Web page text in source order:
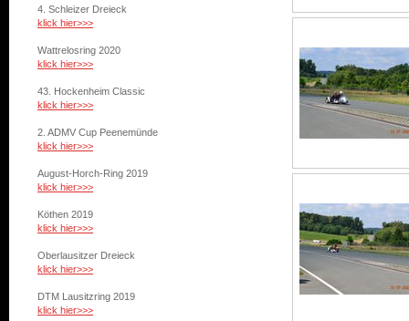
4. Schleizer Dreieck
klick hier>>>
Wattrelosring 2020
klick hier>>>
43. Hockenheim Classic
klick hier>>>
2. ADMV Cup Peenemünde
klick hier>>>
August-Horch-Ring 2019
klick hier>>>
Köthen 2019
klick hier>>>
Oberlausitzer Dreieck
klick hier>>>
DTM Lausitzring 2019
klick hier>>>